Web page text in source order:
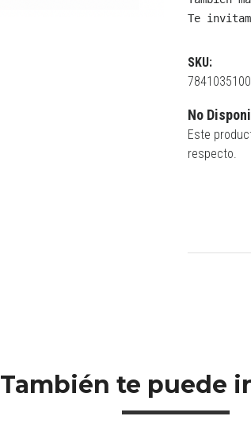
Te
SKU:
7841035100
No
Este
respecto.
También te puede